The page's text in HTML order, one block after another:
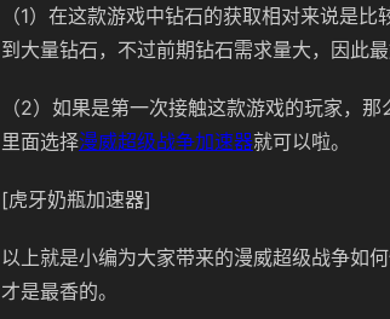
（1）在这款游戏中钻石的获取相对来说是
到大量钻石，不过前期钻石需求量大，因此最
（2）如果是第一次接触这款游戏的玩家，
里面选择漫威超级战争加速器就可以啦。
[虎牙奶瓶加速器]
以上就是小编为大家带来的漫威超级战争如
才是最香的。